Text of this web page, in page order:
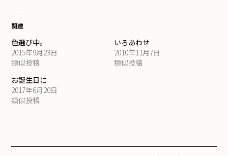
関連
色選び中。
2015年9月23日
類似投稿
いろあわせ
2010年11月7日
類似投稿
お誕生日に
2017年6月20日
類似投稿